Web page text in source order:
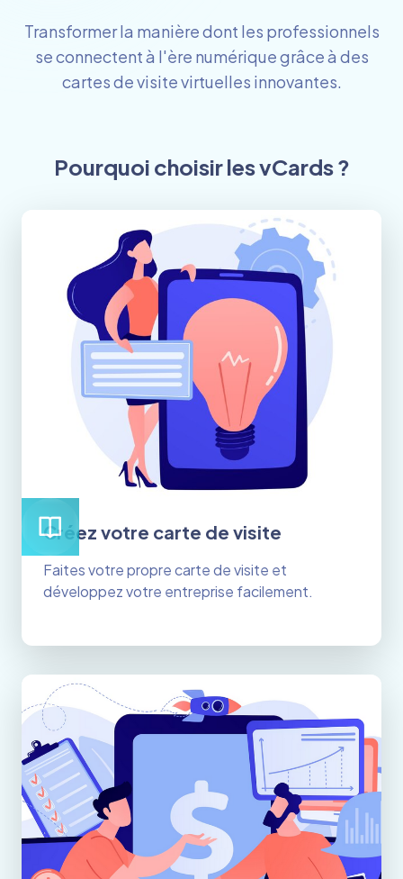
Transformer la manière dont les professionnels
se connectent à l'ère numérique grâce à des
cartes de visite virtuelles innovantes.
Pourquoi choisir les vCards ?
Créez votre carte de visite
Faites votre propre carte de visite et
développez votre entreprise facilement.